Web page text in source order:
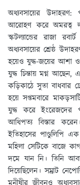
অধ্যবসায়ের উদাহরণ:
আরােহণ করে অমরত্ব
স্কটল্যান্ডের রাজা
অধ্যবসায়ের শ্রেষ্ঠ
হয়েও যুদ্ধ-জয়ের আশা ও
যুদ্ধ চিন্তায় মগ্ন
কড়িকাঠে সুতা বাধবার
হয়ে সপ্তমবারে
যুদ্ধ করে ইংরেজদের
আধিপত্য বিস্তার
ইতিহাসের পাণ্ডুলিপি
মহিলা সেটিকে বাজে
দমে যান নি। তিনি
দিয়েছিলেন। সম্রাট